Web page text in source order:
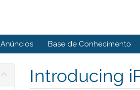
Anúncios Base de Conhecimento
Introducing